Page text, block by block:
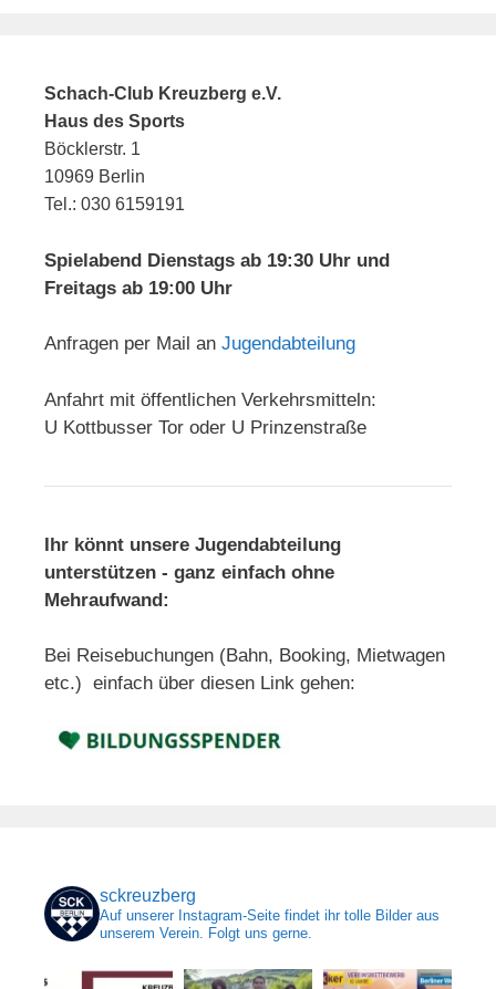
Schach-Club Kreuzberg e.V.
Haus des Sports
Böcklerstr. 1
10969 Berlin
Tel.: 030 6159191
Spielabend Dienstags ab 19:30 Uhr und
Freitags ab 19:00 Uhr
Anfragen per Mail an Jugendabteilung
Anfahrt mit öffentlichen Verkehrsmitteln:
U Kottbusser Tor oder U Prinzenstraße
Ihr könnt unsere Jugendabteilung
unterstützen - ganz einfach ohne
Mehraufwand:
Bei Reisebuchungen (Bahn, Booking, Mietwagen
etc.) einfach über diesen Link gehen:
sckreuzberg
Auf unserer Instagram-Seite findet ihr tolle Bilder aus
unserem Verein. Folgt uns gerne.